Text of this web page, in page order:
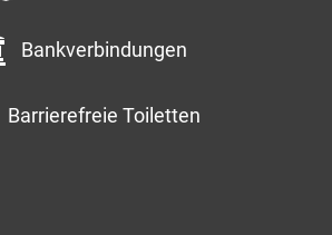
Bankverbindungen
Barrierefreie Toiletten